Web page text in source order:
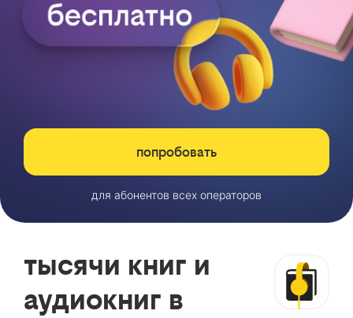
попробовать
для абонентов всех операторов
тысячи книг и
аудиокниг в